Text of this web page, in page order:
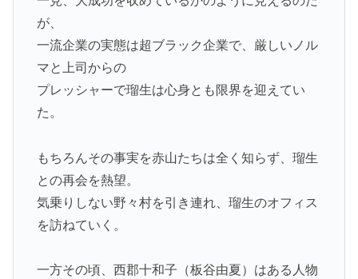
が、
一流企業の実態は超ブラック企業で、厳しいノル
マと上司からの
プレッシャーで瑠生は心身とも限界を迎えてい
た。
もちろんその事実を赤山たちは全く知らず、瑠生
との再会を熱望。
気乗りしない野々村を引き連れ、瑠生のオフィス
を訪ねていく。
一方その頃、西郡十和子（板谷由夏）はある人物